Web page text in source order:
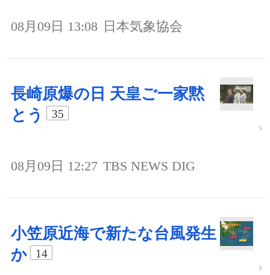
08月09日 13:08 日本気象協会
長崎原爆の日 天皇ご一家黙
とう
35
08月09日 12:27 TBS NEWS DIG
小笠原近海で新たな台風発生
か
14